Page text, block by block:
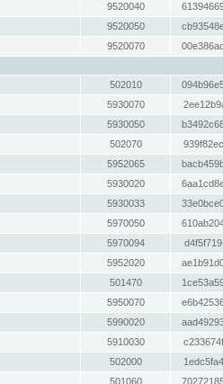
9520040
9520050
9520070
502010
5930070
5930050
502070
5952065
5930020
5930033
5970050
5970094
5952020
501470
5950070
5990020
5910030
502000
501060